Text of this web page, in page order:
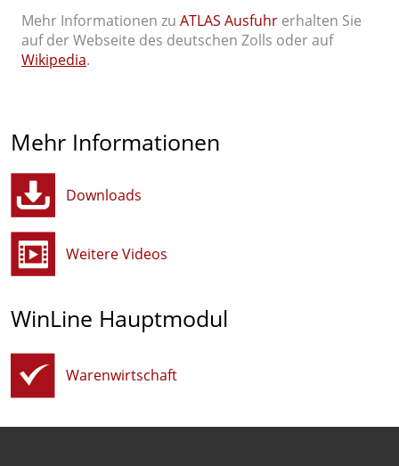
Mehr Informationen zu ATLAS Ausfuhr erhalten Sie
auf der Webseite des deutschen Zolls oder auf
Wikipedia.
Mehr Informationen
Downloads
Weitere Videos
WinLine Hauptmodul
Warenwirtschaft